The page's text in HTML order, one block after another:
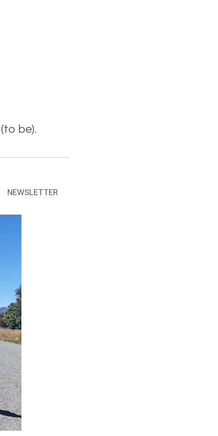
be).
NEWSLETTER